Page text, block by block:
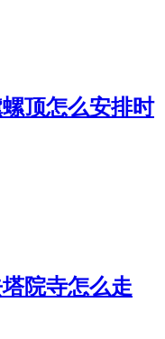
顶怎么安排时
院寺怎么走